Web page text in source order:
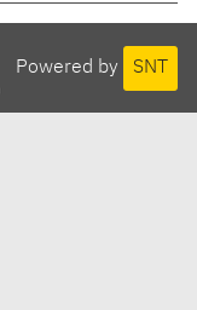
Powered by SNT